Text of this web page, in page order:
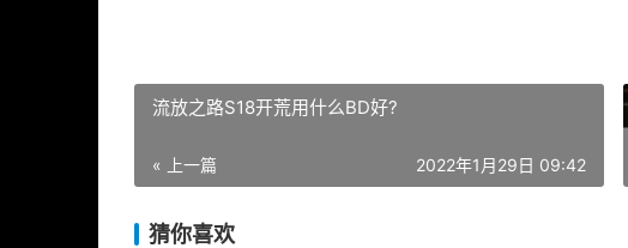
流放之路S18开荒用什么BD好?
« 上一篇 2022年1月29日 09:42
猜你喜欢